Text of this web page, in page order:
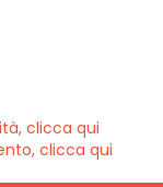
clicca qui
clicca qui